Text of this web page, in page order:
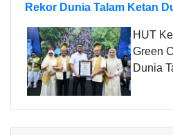
Rekor Dunia Talam Ketan
HUT
Green
Dunia